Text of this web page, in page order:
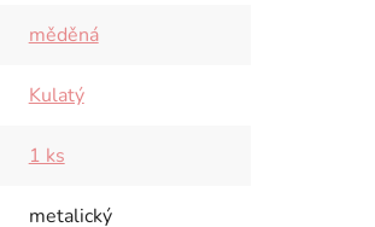
měděná
Kulatý
1 ks
metalický